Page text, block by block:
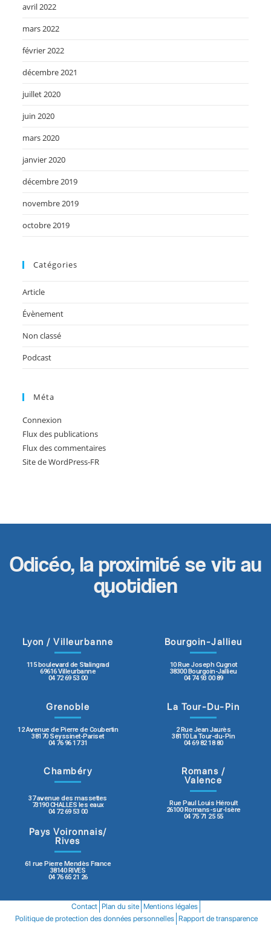
avril 2022
mars 2022
février 2022
décembre 2021
juillet 2020
juin 2020
mars 2020
janvier 2020
décembre 2019
novembre 2019
octobre 2019
Catégories
Article
Évènement
Non classé
Podcast
Méta
Connexion
Flux des publications
Flux des commentaires
Site de WordPress-FR
Odicéo, la proximité se vit au
quotidien
Lyon / Villeurbanne
115 boulevard de Stalingrad
69616 Villeurbanne
04 72 69 53 00
Bourgoin-Jallieu
10 Rue Joseph Cugnot
38300 Bourgoin-Jallieu
04 74 93 00 89
Grenoble
12 Avenue de Pierre de Coubertin
38170 Seyssinet-Pariset
04 76 96 17 31
La Tour-Du-Pin
2 Rue Jean Jaurès
38110 La Tour-du-Pin
04 69 82 18 80
Chambéry
37 avenue des massettes
73190 CHALLES les eaux
04 72 69 53 00
Romans /
Valence
Rue Paul Louis Héroult
26100 Romans-sur-Isère
04 75 71 25 55
Pays Voironnais/
Rives
61 rue Pierre Mendès France
38140 RIVES
04 76 65 21 26
Contact Plan du site Mentions légales
Politique de protection des données personnelles Rapport de transparence